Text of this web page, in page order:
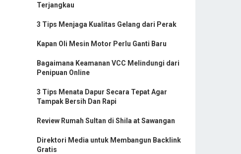
Terjangkau
3 Tips Menjaga Kualitas Gelang dari Perak
Kapan Oli Mesin Motor Perlu Ganti Baru
Bagaimana Keamanan VCC Melindungi dari
Penipuan Online
3 Tips Menata Dapur Secara Tepat Agar
Tampak Bersih Dan Rapi
Review Rumah Sultan di Shila at Sawangan
Direktori Media untuk Membangun Backlink
Gratis